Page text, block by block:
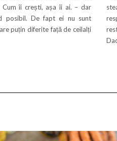
Cum îi crești, așa îi ai. – dar
posibil. De fapt ei nu sunt
puțin diferite față de ceilalți